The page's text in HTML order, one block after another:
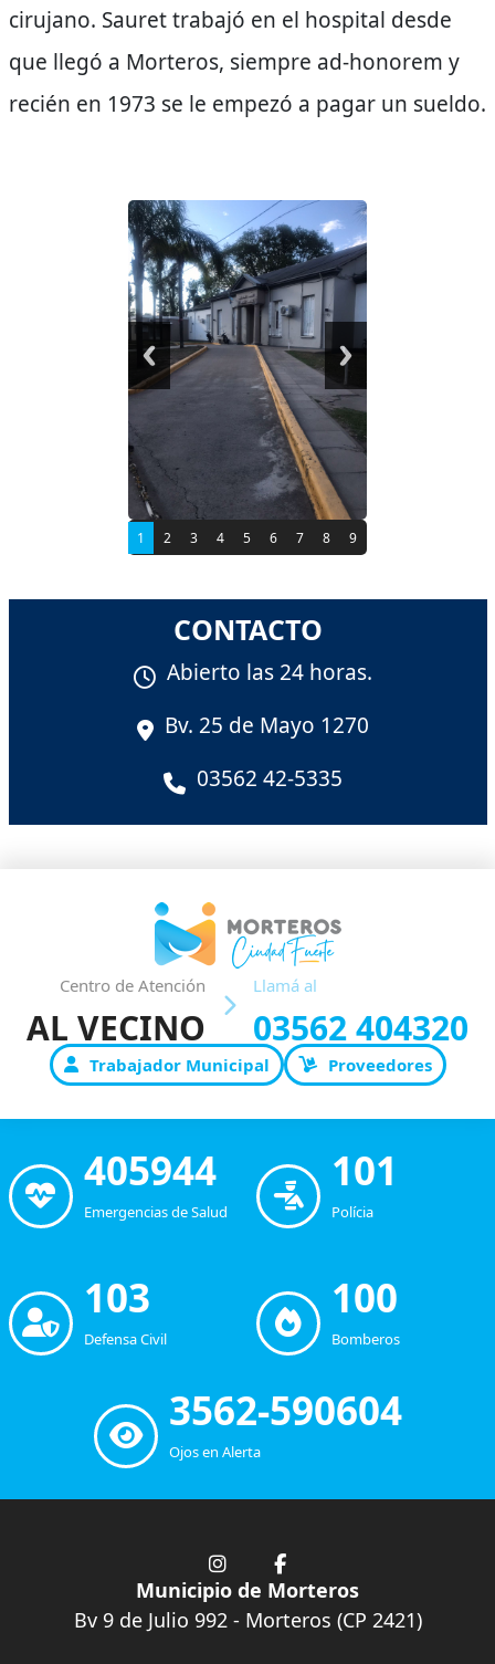
cirujano. Sauret trabajó en el hospital desde
que llegó a Morteros, siempre ad-honorem y
recién en 1973 se le empezó a pagar un sueldo.
1 2 3 4 5 6 7 8 9
CONTACTO
Abierto las 24 horas.
Bv. 25 de Mayo 1270
03562 42-5335
Centro de Atención
AL VECINO
Llamá al
03562 404320
Trabajador Municipal Proveedores
405944
Emergencias de Salud
101
Polícia
103
Defensa Civil
100
Bomberos
3562-590604
Ojos en Alerta
Municipio de Morteros
Bv 9 de Julio 992 - Morteros (CP 2421)